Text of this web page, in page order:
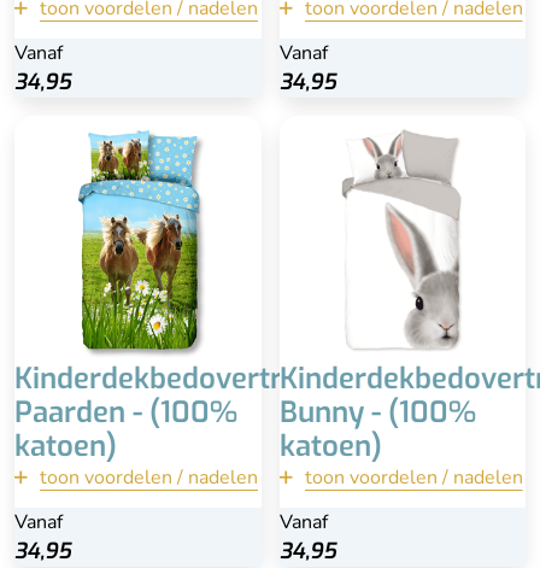
toon voordelen / nadelen
Vanaf
34,95
Bekijk
toon voordelen / nadelen
Vanaf
34,95
Bekijk
Kinderdekbedovertrek
Paarden - (100%
katoen)
toon voordelen / nadelen
Vanaf
34,95
Dubbelzijdige overtrek
Prachtige print
100% katoen
Wasbaar op 60 °C
Bijpassende kussensloop
60x70 cm
Bekijk
Bunny - (100%
katoen)
toon voordelen / nadelen
Vanaf
34,95
100% katoen
Dubbelzijdig
Fotorealistische opdruk
Bijpassende kussensloop
60x70 cm
Bekijk